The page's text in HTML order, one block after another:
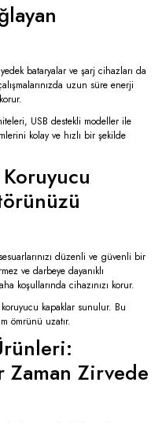
bataryalar ve şarj cihazları da
uzun süre enerji
USB destekli modeller ile
kolay ve hızlı bir şekilde
Koruyucu
düzenli ve güvenli bir
ve darbeye dayanıklı
koşullarında cihazınızı korur.
kapaklar sunulur. Bu
ömrünü uzatır.
Zirvede